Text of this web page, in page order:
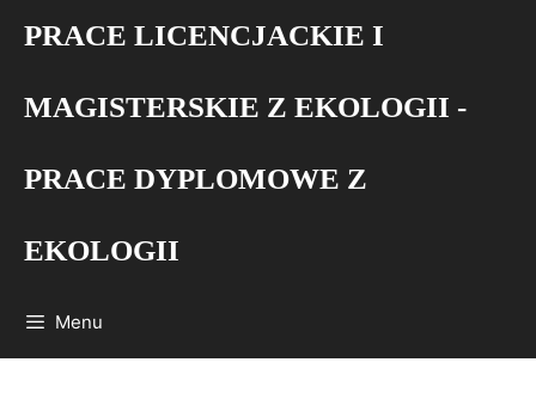
PRACE LICENCJACKIE I
MAGISTERSKIE Z EKOLOGII -
PRACE DYPLOMOWE Z
EKOLOGII
Menu